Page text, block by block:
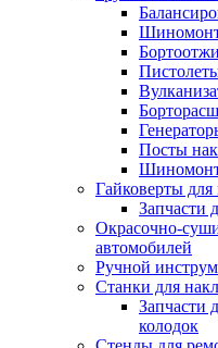
Посты
Гайковерты
Запчасти
Окрасочно-
автомобилей
Ручной
Станки для
Запчасти
колодок